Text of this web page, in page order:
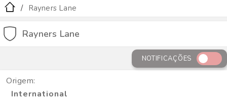
Rayners Lane
Rayners Lane
NOTIFICAÇÕES
Origem:
International